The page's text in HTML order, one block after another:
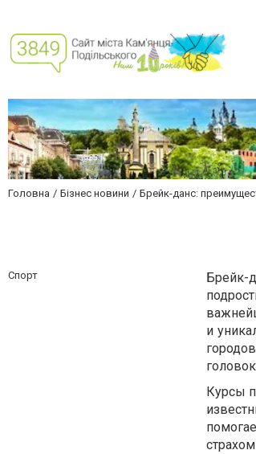
Головна Бізнес новини Брейк-данс:
Спорт
Брейк-
и
Курсы